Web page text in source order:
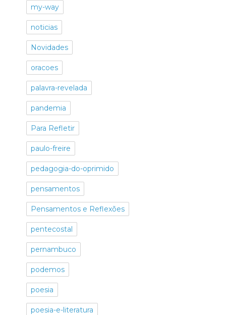
my-way
noticias
Novidades
oracoes
palavra-revelada
pandemia
Para Refletir
paulo-freire
pedagogia-do-oprimido
pensamentos
Pensamentos e Reflexões
pentecostal
pernambuco
podemos
poesia
poesia-e-literatura